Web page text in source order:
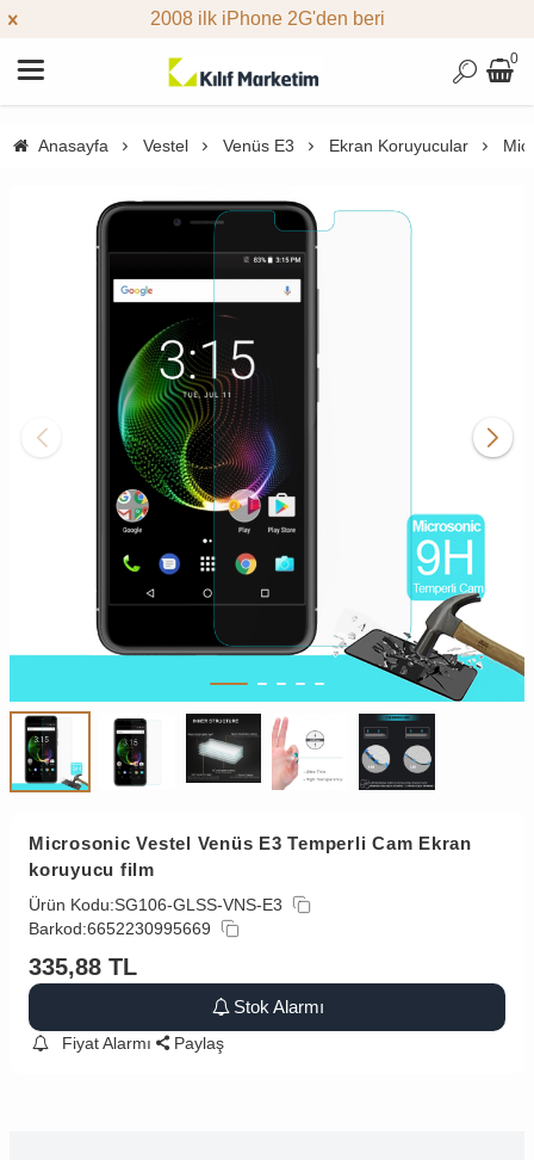
2008 ilk iPhone 2G'den beri
0
Anasayfa Vestel Venüs E3 Ekran Koruyucular
Microsonic Vestel Venüs E3 Temperli Cam Ekran
koruyucu film
Ürün Kodu:SG106-GLSS-VNS-E3
Barkod:6652230995669
335,88 TL
Stok Alarmı
Fiyat Alarmı Paylaş